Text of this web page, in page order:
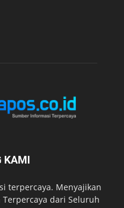
KAMI
terpercaya. Menyajikan
dari Seluruh